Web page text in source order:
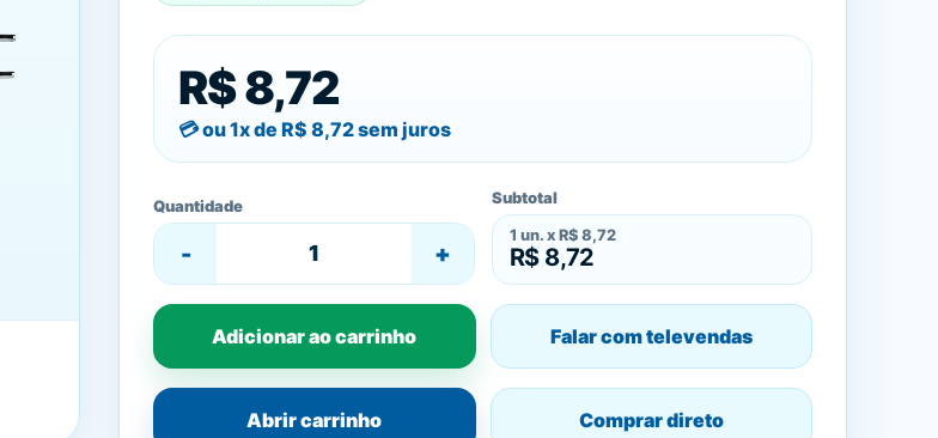
R$ 8,72
ou 1x de R$ 8,72sem juros
Quantidade
- +
Subtotal
1 un. x R$ 8,72
R$ 8,72
Adicionar ao carrinho Falar com televendas
Abrir carrinho Comprar direto